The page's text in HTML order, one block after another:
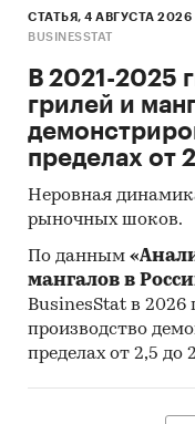
Данные игроков
Также в
поставок:
- Рейтинг
и зарубежных
- Рейтинг
зарубежных
Количественные
рассчитаны в
География
РФ, федеральные
СТАТЬЯ, 4 АВГУСТА 2026
BUSINESSTAT
В 2021-2025
грилей и
пределах от
Неровная
рыночных шоков.
По данным
мангалов в
BusinesStat в 2026
производство
пределах от 2,5 до